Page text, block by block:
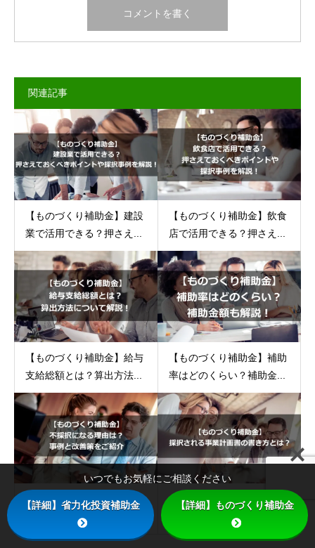
関連記事
【ものづくり補助金】建設
業で活用できる？押さえ...
【ものづくり補助金】飲食
店で活用できる？押さえ...
【ものづくり補助金】給与
支給総額とは？算出方法...
【ものづくり補助金】補助
率はどのくらい？補助金...
【ものづくり補助金】不採
択になる理由は？事例と...
【ものづくり補助金】「事
業計画書」の書き方完全...
いつでもお気軽にご相談ください
【詳細】省力化投資補助金 【詳細】ものづくり補助金